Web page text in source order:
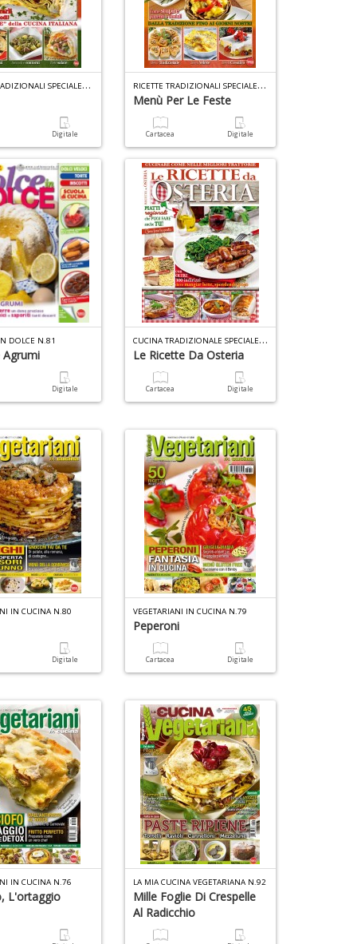
R
ICETTE TRADIZIONALI SPECIALE N.2
Digitale
R
ICETTE TRADIZIONALI SPECIALE N.1
Menù Per Le Feste
Cartacea Digitale
DOLCE N.81
Agrumi
Digitale
C
UCINA TRADIZIONALE SPECIALE N.1
Le Ricette Da Osteria
Cartacea Digitale
IN CUCINA N.80
Digitale
VEGETARIANI IN CUCINA N.79
Peperoni
Cartacea Digitale
IN CUCINA N.76
L'ortaggio
LA MIA CUCINA VEGETARIANA N.92
Mille Foglie Di Crespelle
Al Radicchio